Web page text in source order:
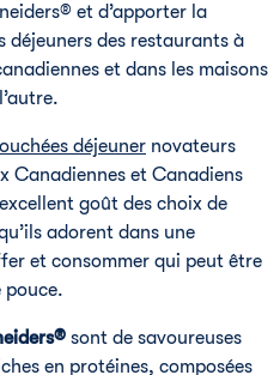
et d’apporter la
déjeuners des restaurants à
et dans les maisons
déjeuner novateurs
Canadiennes et Canadiens
goût des choix de
adorent dans une
et consommer qui peut être
pouce.
sont de savoureuses
en protéines, composées